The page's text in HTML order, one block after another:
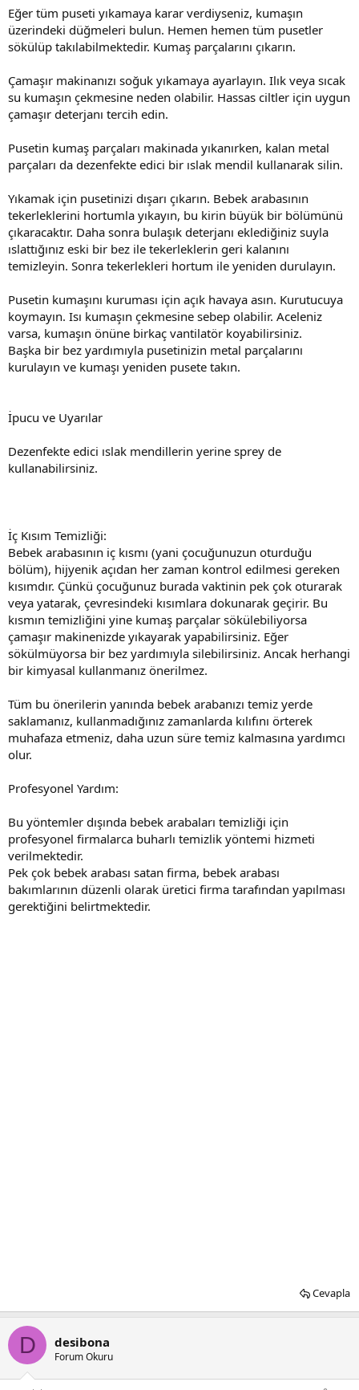
Eğer tüm puseti yıkamaya karar verdiyseniz, kumaşın
üzerindeki düğmeleri bulun. Hemen hemen tüm pusetler
sökülüp takılabilmektedir. Kumaş parçalarını çıkarın.
Çamaşır makinanızı soğuk yıkamaya ayarlayın. Ilık veya sıcak
su kumaşın çekmesine neden olabilir. Hassas ciltler için uygun
çamaşır deterjanı tercih edin.
Pusetin kumaş parçaları makinada yıkanırken, kalan metal
parçaları da dezenfekte edici bir ıslak mendil kullanarak silin.
Yıkamak için pusetinizi dışarı çıkarın. Bebek arabasının
tekerleklerini hortumla yıkayın, bu kirin büyük bir bölümünü
çıkaracaktır. Daha sonra bulaşık deterjanı eklediğiniz suyla
ıslattığınız eski bir bez ile tekerleklerin geri kalanını
temizleyin. Sonra tekerlekleri hortum ile yeniden durulayın.
Pusetin kumaşını kuruması için açık havaya asın. Kurutucuya
koymayın. Isı kumaşın çekmesine sebep olabilir. Aceleniz
varsa, kumaşın önüne birkaç vantilatör koyabilirsiniz.
Başka bir bez yardımıyla pusetinizin metal parçalarını
kurulayın ve kumaşı yeniden pusete takın.
İpucu ve Uyarılar
Dezenfekte edici ıslak mendillerin yerine sprey de
kullanabilirsiniz.
İç Kısım Temizliği:
Bebek arabasının iç kısmı (yani çocuğunuzun oturduğu
bölüm), hijyenik açıdan her zaman kontrol edilmesi gereken
kısımdır. Çünkü çocuğunuz burada vaktinin pek çok oturarak
veya yatarak, çevresindeki kısımlara dokunarak geçirir. Bu
kısmın temizliğini yine kumaş parçalar sökülebiliyorsa
çamaşır makinenizde yıkayarak yapabilirsiniz. Eğer
sökülmüyorsa bir bez yardımıyla silebilirsiniz. Ancak herhangi
bir kimyasal kullanmanız önerilmez.
Tüm bu önerilerin yanında bebek arabanızı temiz yerde
saklamanız, kullanmadığınız zamanlarda kılıfını örterek
muhafaza etmeniz, daha uzun süre temiz kalmasına yardımcı
olur.
Profesyonel Yardım:
Bu yöntemler dışında bebek arabaları temizliği için
profesyonel firmalarca buharlı temizlik yöntemi hizmeti
verilmektedir.
Pek çok bebek arabası satan firma, bebek arabası
bakımlarının düzenli olarak üretici firma tarafından yapılması
gerektiğini belirtmektedir.
Cevapla
D desibona
Forum Okuru